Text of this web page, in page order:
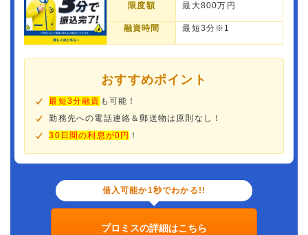
限度額 最大800万円
融資時間 最短3分※1
おすすめポイント
最短3分融資 も可能！
勤務先への電話連絡＆郵送物は原則なし！
30日間の利息が0円 ！
借入可能か1秒でわかる!!
プロミスの詳細はこちら